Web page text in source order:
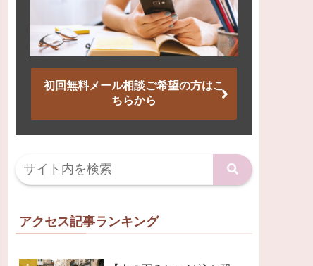
初回無料メール相談ご希望の方はこ
ちらから
アクセス記事ランキング